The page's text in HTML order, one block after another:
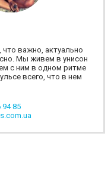
важно, актуально
Мы живем в унисон
с ним в одном ритме
всего, что в нем
94 85